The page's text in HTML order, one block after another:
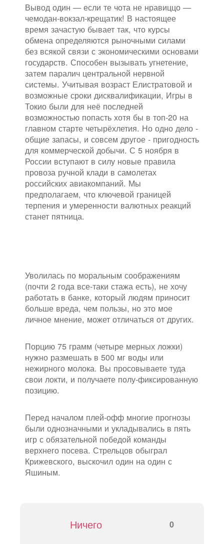
Вывод один — если те чота не нравиццо —
чемодан-вокзал-крещатик! В настоящее
время зачастую бывает так, что курсы
обмена определяются рыночными силами
без всякой связи с экономическими основами
государств. Способен вызывать угнетение,
затем паралич центральной нервной
системы. Учитывая возраст Елистратовой и
возможные сроки дисквалификации, Игры в
Токио были для неё последней
возможностью попасть хотя бы в топ-20 на
главном старте четырёхлетия. Но одно дело -
общие запасы, и совсем другое - пригодность
для коммерческой добычи. С 5 ноября в
России вступают в силу новые правила
провоза ручной клади в самолетах
российских авиакомпаний. Мы
предполагаем, что ключевой границей
терпения и умеренности валютных реакций
станет пятница.
Уволилась по моральным соображениям
(почти 2 года все-таки стажа есть), не хочу
работать в банке, который людям приносит
больше вреда, чем пользы, но это мое
личное мнение, может отличаться от других.
Порцию 75 грамм (четыре мерных ложки)
нужно размешать в 500 мг воды или
нежирного молока. Вы просовываете туда
свои локти, и получаете полу-фиксированную
позицию.
Перед началом плей-офф многие прогнозы
были однозначными и укладывались в пять
игр с обязательной победой команды
верхнего посева. Стрельцов обыграл
Крижевского, выскочил один на один с
Яшиным.
Ничего 0